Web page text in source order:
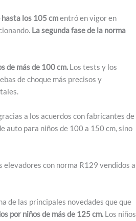
los 105 cmentró en vigor en
La segunda fase de la norma
de más de 100 cm. Los tests y los
de choque más precisos y
a los acuerdos con fabricantes de
auto para niños de 100 a 150 cm, sino
elevadores con norma R129 vendidos a
de las principales novedades que que
por niños de más de 125 cm. Los niños